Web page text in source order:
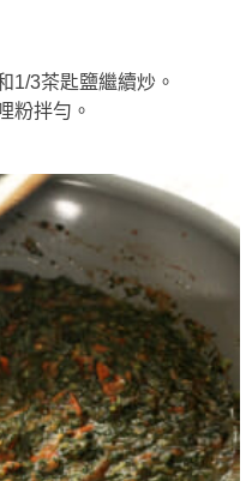
1/3茶匙鹽繼續炒。
粉拌勻。